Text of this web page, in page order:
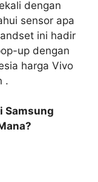
dengan
sensor apa
ini hadir
up dengan
harga Vivo
.
Samsung